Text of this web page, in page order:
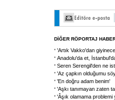
DİĞER RÖPORTAJ
'Artık Vakko'dan
Anadolu'da et,
Seren Serengil'den ne
'Az çapkın olduğumu
'En doğru adam benim'
'Aşkı tanımayan zaten
'Âşık olamama problemi